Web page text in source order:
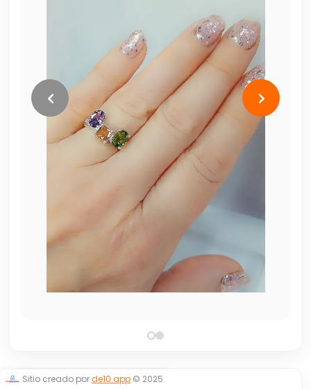
Sitio creado porde10.app © 2025